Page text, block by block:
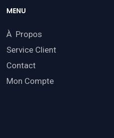
MENU
À Propos
Service Client
Contact
Mon Compte